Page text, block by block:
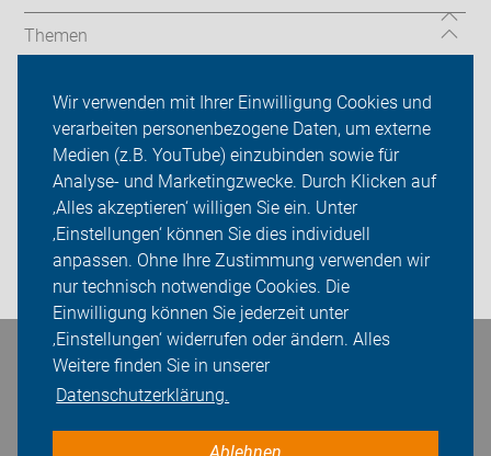
Wir verwenden mit Ihrer Einwilligung Cookies und
verarbeiten personenbezogene Daten, um externe
Medien (z.B. YouTube) einzubinden sowie für
Analyse- und Marketingzwecke. Durch Klicken auf
‚Alles akzeptieren‘ willigen Sie ein. Unter
‚Einstellungen‘ können Sie dies individuell
anpassen. Ohne Ihre Zustimmung verwenden wir
nur technisch notwendige Cookies. Die
Einwilligung können Sie jederzeit unter
‚Einstellungen‘ widerrufen oder ändern. Alles
Weitere finden Sie in unserer
Datenschutzerklärung.
Themen
ADFC Nottuln
Sei dabei
Presse
Login
Bleiben Sie in Kontakt